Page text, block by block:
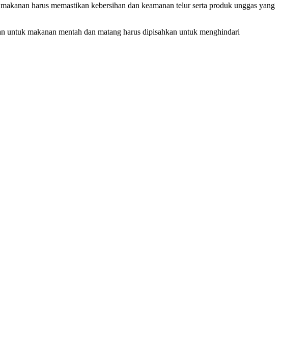
harus memastikan kebersihan dan keamanan telur serta produk unggas yang
untuk makanan mentah dan matang harus dipisahkan untuk menghindari